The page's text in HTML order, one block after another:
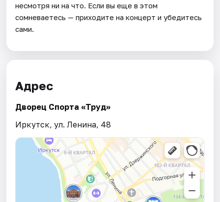
несмотря ни на что. Если вы еще в этом
сомневаетесь — приходите на концерт и убедитесь
сами.
Адрес
Дворец Спорта «Труд»
Иркутск, ул. Ленина, 48